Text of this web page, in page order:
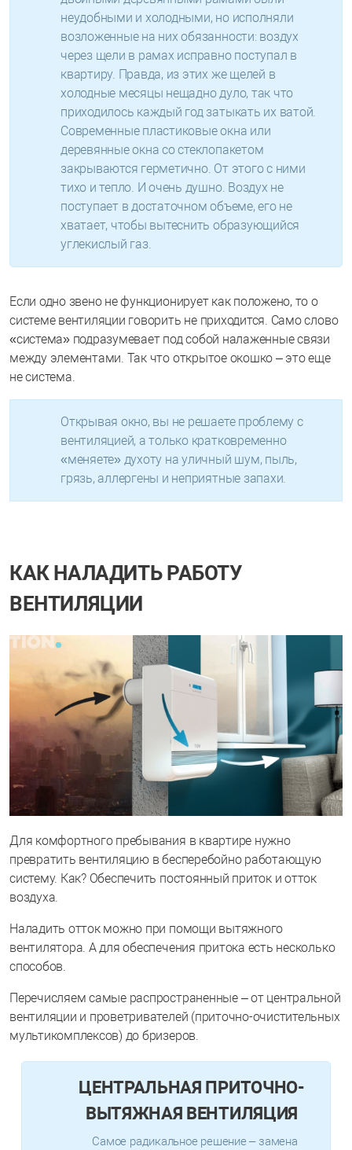
неудобными и холодными, но исполняли
возложенные на них обязанности: воздух
через щели в рамах исправно поступал в
квартиру. Правда, из этих же щелей в
холодные месяцы нещадно дуло, так что
приходилось каждый год затыкать их ватой.
Современные пластиковые окна или
деревянные окна со стеклопакетом
закрываются герметично. От этого с ними
тихо и тепло. И очень душно. Воздух не
поступает в достаточном объеме, его не
хватает, чтобы вытеснить образующийся
углекислый газ.
Если одно звено не функционирует как положено, то о
системе вентиляции говорить не приходится. Само слово
«система» подразумевает под собой налаженные связи
между элементами. Так что открытое окошко – это еще
не система.
Открывая окно, вы не решаете проблему с
вентиляцией, а только кратковременно
«меняете» духоту на уличный шум, пыль,
грязь, аллергены и неприятные запахи.
КАК НАЛАДИТЬ РАБОТУ
ВЕНТИЛЯЦИИ
Для комфортного пребывания в квартире нужно
превратить вентиляцию в бесперебойно работающую
систему. Как? Обеспечить постоянный приток и отток
воздуха.
Наладить отток можно при помощи вытяжного
вентилятора. А для обеспечения притока есть несколько
способов.
Перечисляем самые распространенные – от центральной
вентиляции и проветривателей (приточно-очистительных
мультикомплексов) до бризеров.
ЦЕНТРАЛЬНАЯ ПРИТОЧНО-
ВЫТЯЖНАЯ ВЕНТИЛЯЦИЯ
Самое радикальное решение – замена